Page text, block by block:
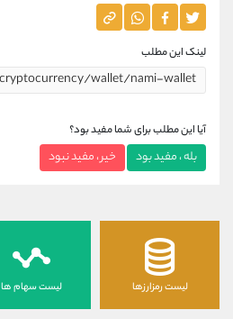
لینک این مطلب
آیا این مطلب برای شما مفید بود؟
بله ، مفید بود خیر ، مفید نبود
لیست رمزارزها لیست سهام ها